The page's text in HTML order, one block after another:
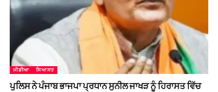
ਮੀਡੀਆ ਸਿਆਸਤ
ਪੁਲਿਸ ਨੇ ਪੰਜਾਬ ਭਾਜਪਾ ਪ੍ਰਧਾਨ ਸੁਨੀਲ ਜਾਖੜ ਨੂੰ ਹਿਰਾਸਤ ਵਿੱਚ